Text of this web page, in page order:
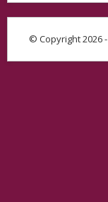
© Copyright 2026 -